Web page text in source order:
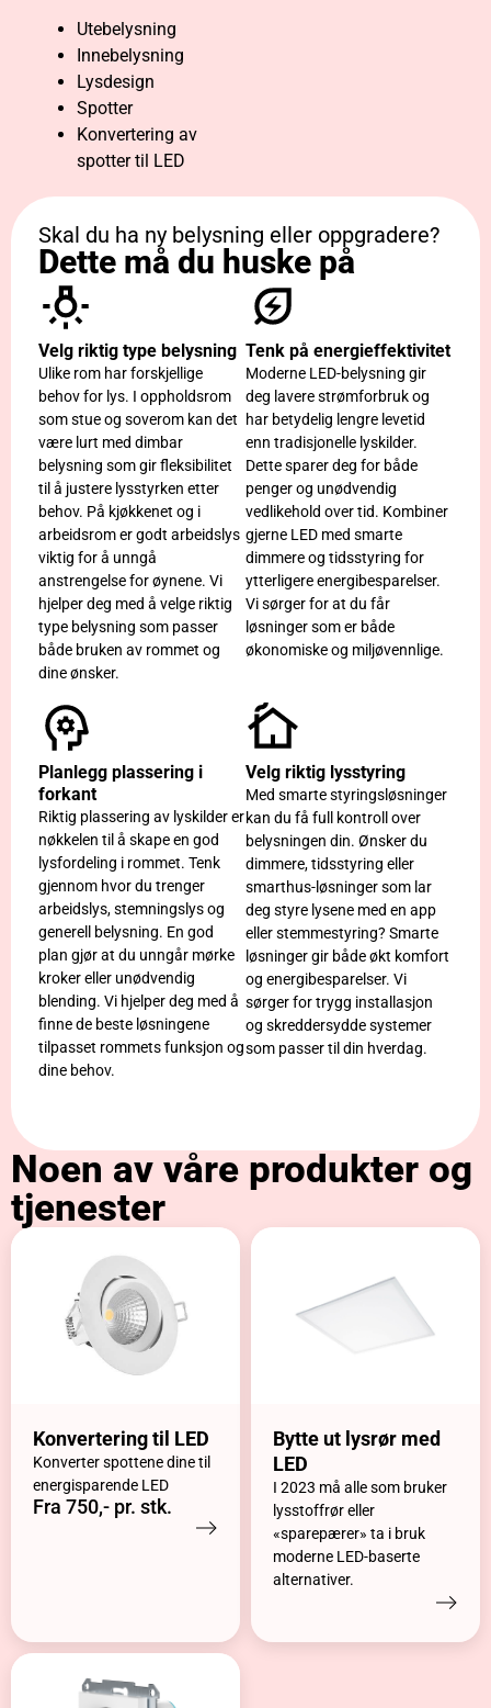
Utebelysning
Innebelysning
Lysdesign
Spotter
Konvertering av
spotter til LED
Skal du ha ny belysning eller oppgradere?
Dette må du huske på
Velg riktig type belysning
Ulike rom har forskjellige
behov for lys. I oppholdsrom
som stue og soverom kan det
være lurt med dimbar
belysning som gir fleksibilitet
til å justere lysstyrken etter
behov. På kjøkkenet og i
arbeidsrom er godt arbeidslys
viktig for å unngå
anstrengelse for øynene. Vi
hjelper deg med å velge riktig
type belysning som passer
både bruken av rommet og
dine ønsker.
Tenk på energieffektivitet​
Moderne LED-belysning gir
deg lavere strømforbruk og
har betydelig lengre levetid
enn tradisjonelle lyskilder.
Dette sparer deg for både
penger og unødvendig
vedlikehold over tid. Kombiner
gjerne LED med smarte
dimmere og tidsstyring for
ytterligere energibesparelser.
Vi sørger for at du får
løsninger som er både
økonomiske og miljøvennlige.
Planlegg plassering i
forkant
Riktig plassering av lyskilder er
nøkkelen til å skape en god
lysfordeling i rommet. Tenk
gjennom hvor du trenger
arbeidslys, stemningslys og
generell belysning. En god
plan gjør at du unngår mørke
kroker eller unødvendig
blending. Vi hjelper deg med å
finne de beste løsningene
tilpasset rommets funksjon og
dine behov.
Velg riktig lysstyring
Med smarte styringsløsninger
kan du få full kontroll over
belysningen din. Ønsker du
dimmere, tidsstyring eller
smarthus-løsninger som lar
deg styre lysene med en app
eller stemmestyring? Smarte
løsninger gir både økt komfort
og energibesparelser. Vi
sørger for trygg installasjon
og skreddersydde systemer
som passer til din hverdag.
Noen av våre produkter og
tjenester
Konvertering til LED
Konverter spottene dine til
energisparende LED
Fra 750,- pr. stk.
Bytte ut lysrør med
LED
I 2023 må alle som bruker
lysstoffrør eller
«sparepærer» ta i bruk
moderne LED-baserte
alternativer.